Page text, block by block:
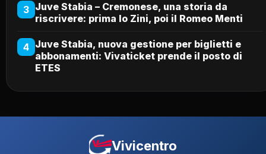
3 Juve Stabia – Cremonese, una storia da
riscrivere: prima lo Zini, poi il Romeo Menti
4 Juve Stabia, nuova gestione per biglietti e
abbonamenti: Vivaticket prende il posto di
ETES
Vivicentro